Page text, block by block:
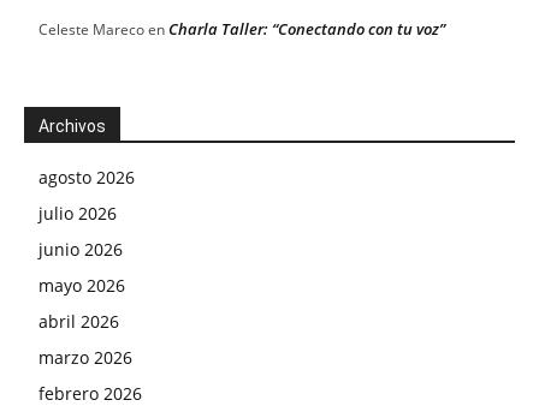
Celeste MarecoenCharla Taller: “Conectando con tu voz”
Archivos
agosto 2026
julio 2026
junio 2026
mayo 2026
abril 2026
marzo 2026
febrero 2026